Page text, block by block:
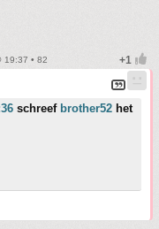
19:37 • 82
schreef brother52 het